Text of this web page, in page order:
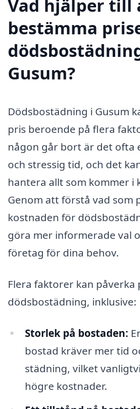
Vad hjälper till
bestämma
Gusum?
Dödsbostädning i Gusum
pris beroende på flera
någon går bort är det ofta
och stressig tid, och det
hantera allt som kommer i
Genom att förstå vad som
kostnaden för
göra mer informerade val
företag för dina behov.
Flera faktorer kan påverka
dödsbostädning, inklusive:
Storlek på bostaden:
bostad kräver mer tid
städning, vilket
högre kostnader.